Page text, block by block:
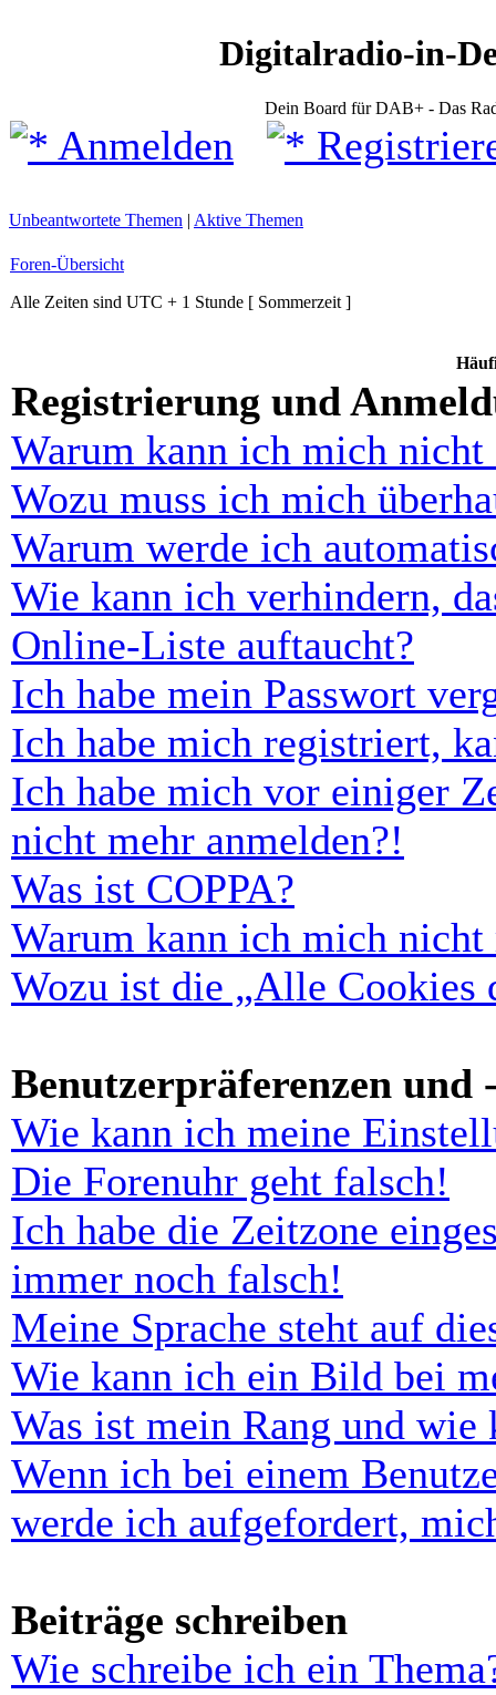
Digitalradio-in-
Dein Board für DAB+ - Das
Anmelden
Unbeantwortete Themen | Aktive Themen
Foren-Übersicht
Alle Zeiten sind UTC + 1 Stunde [ Sommerzeit ]
Registrierung und
Warum kann ich mich nicht
Wozu muss ich mich
Warum werde ich
Wie kann ich verhindern,
Online-Liste auftaucht?
Ich habe mein Passwort
Ich habe mich registriert,
Ich habe mich vor einiger
nicht mehr anmelden?!
Was ist COPPA?
Warum kann ich mich nicht
Wozu ist die „Alle Cookies
Benutzerpräferenzen und
Wie kann ich meine
Die Forenuhr geht falsch!
Ich habe die Zeitzone
immer noch falsch!
Meine Sprache steht auf
Wie kann ich ein Bild bei
Was ist mein Rang und wie
Wenn ich bei einem
werde ich aufgefordert,
Beiträge schreiben
Wie schreibe ich ein